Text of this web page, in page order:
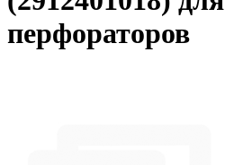
перфораторов